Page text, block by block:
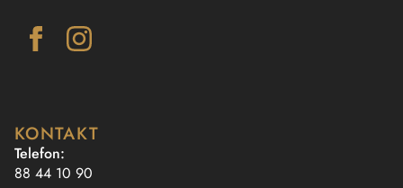
KONTAKT
Telefon:
88 44 10 90